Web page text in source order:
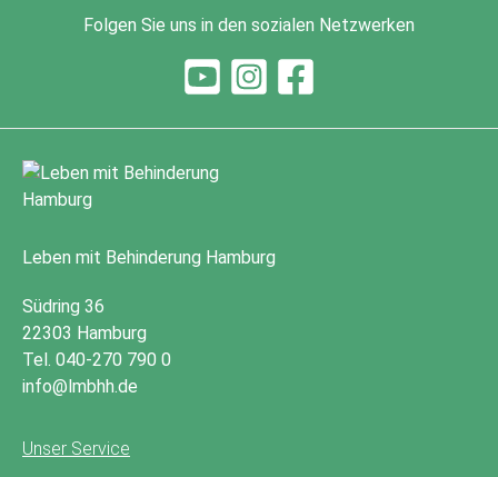
Folgen Sie uns in den sozialen Netzwerken
Leben mit Behinderung Hamburg
Südring 36
22303 Hamburg
Tel. 040-270 790 0
info@lmbhh.de
Unser Service